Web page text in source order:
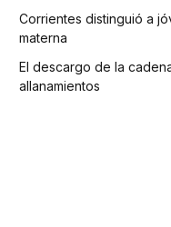
Corrientes distinguió a
materna
El descargo de la
allanamientos